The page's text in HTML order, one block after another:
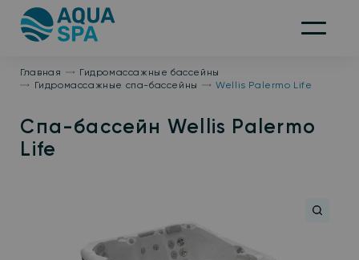
На
главную
Меню
Главная
Гидромассажные бассейны
Гидромассажные спа-бассейны
Wellis Palermo Life
Спа-бассейн Wellis Palermo
Life